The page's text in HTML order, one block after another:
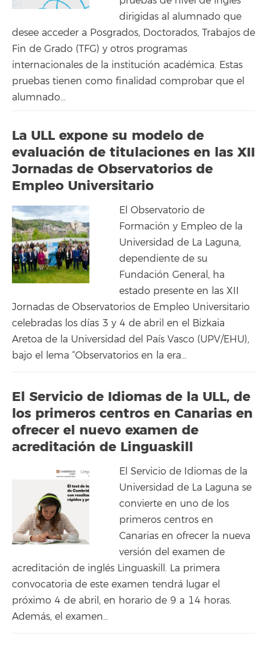
dirigidas al alumnado que
desee acceder a Posgrados, Doctorados, Trabajos de
Fin de Grado (TFG) y otros programas
internacionales de la institución académica. Estas
pruebas tienen como finalidad comprobar que el
alumnado...
La ULL expone su modelo de
evaluación de titulaciones en las XII
Jornadas de Observatorios de
Empleo Universitario
El Observatorio de
Formación y Empleo de la
Universidad de La Laguna,
dependiente de su
Fundación General, ha
estado presente en las XII
Jornadas de Observatorios de Empleo Universitario
celebradas los días 3 y 4 de abril en el Bizkaia
Aretoa de la Universidad del País Vasco (UPV/EHU),
bajo el lema “Observatorios en la era…
El Servicio de Idiomas de la ULL, de
los primeros centros en Canarias en
ofrecer el nuevo examen de
acreditación de Linguaskill
El Servicio de Idiomas de la
Universidad de La Laguna se
convierte en uno de los
primeros centros en
Canarias en ofrecer la nueva
versión del examen de
acreditación de inglés Linguaskill. La primera
convocatoria de este examen tendrá lugar el
próximo 4 de abril, en horario de 9 a 14 horas.
Además, el examen…